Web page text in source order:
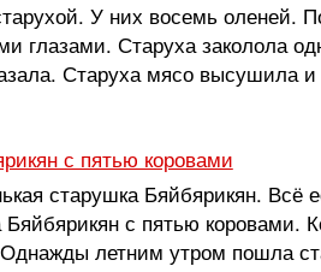
У них восемь оленей.
глазами. Старуха заколола
Старуха мясо высушила
с пятью коровами
старушка Бяйбярикян. Всё
Бяйбярикян с пятью
летним утром пошла